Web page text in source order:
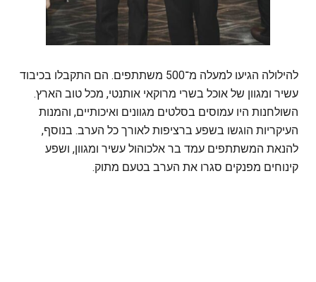
להילולה הגיעו למעלה מ־500 משתתפים. הם התקבלו בכיבוד
עשיר ומגוון של אוכל בשרי מרוקאי אותנטי, מכל טוב הארץ.
השולחנות היו עמוסים בסלטים מגוונים ואיכותיים, והמנות
העיקריות הוגשו בשפע ברציפות לאורך כל הערב. בנוסף,
להנאת המשתתפים עמד בר אלכוהול עשיר ומגוון, ושפע
קינוחים מפנקים סגרו את הערב בטעם מתוק.